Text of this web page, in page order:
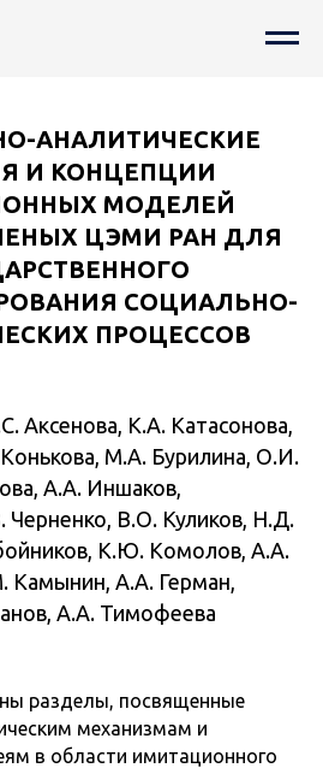
АНАЛИТИЧЕСКИЕ
И КОНЦЕПЦИИ
МОДЕЛЕЙ
ЦЭМИ РАН ДЛЯ
СОЦИАЛЬНО-
ПРОЦЕССОВ
Аксенова, К.А. Катасонова,
М.А. Бурилина, О.И.
А.А. Иншаков,
В.О. Куликов, Н.Д.
К.Ю. Комолов, А.А.
Камынин, А.А. Герман,
А.А. Тимофеева
разделы, посвященные
механизмам и
в области имитационного